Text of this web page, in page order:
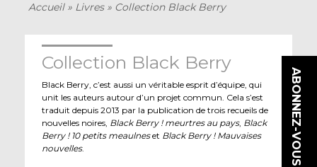
Accueil» Livres» Collection Black Berry
ABONNEZ-VOUS
Collection Black Berry
Black Berry, c’est aussi un véritable esprit d’équipe, qui
unit les auteurs autour d’un projet commun. Cela s’est
traduit depuis 2013 par la publication de trois recueils de
nouvelles noires, Black Berry ! meurtres au pays, Black
Berry ! 10 petits meaulneset Black Berry ! Mauvaises
nouvelles.